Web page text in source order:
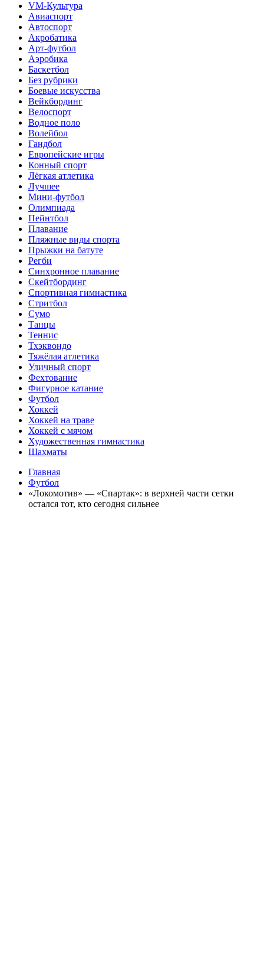
VM-Культура
Авиаспорт
Автоспорт
Акробатика
Арт-футбол
Аэробика
Баскетбол
Без рубрики
Боевые искусства
Вейкбординг
Велоспорт
Водное поло
Волейбол
Гандбол
Европейские игры
Конный спорт
Лёгкая атлетика
Лучшее
Мини-футбол
Олимпиада
Пейнтбол
Плавание
Пляжные виды спорта
Прыжки на батуте
Регби
Синхронное плавание
Скейтбординг
Спортивная гимнастика
Стритбол
Сумо
Танцы
Теннис
Тхэквондо
Тяжёлая атлетика
Уличный спорт
Фехтование
Фигурное катание
Футбол
Хоккей
Хоккей на траве
Хоккей с мячом
Художественная гимнастика
Шахматы
Главная
Футбол
«Локомотив» — «Спартак»: в верхней части сетки
остался тот, кто сегодня сильнее